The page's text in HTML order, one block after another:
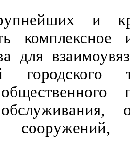
и
комплексное
для
городского
сооружений,